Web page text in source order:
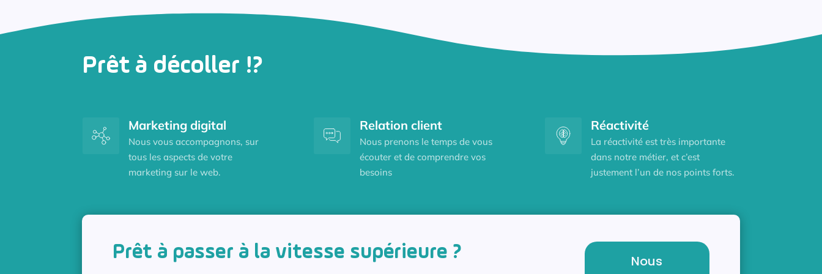
Prêt à décoller !?
Marketing digital
Nous vous accompagnons, sur
tous les aspects de votre
marketing sur le web.
Relation client
Nous prenons le temps de vous
écouter et de comprendre vos
besoins
Réactivité
La réactivité est très importante
dans notre métier, et c’est
justement l’un de nos points forts.
Prêt à passer à la vitesse supérieure ?
Nous